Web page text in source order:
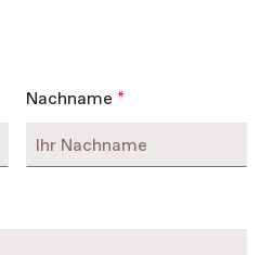
Nachname *